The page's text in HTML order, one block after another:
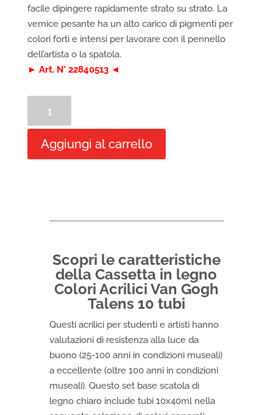
facile dipingere rapidamente strato su strato. La
vernice pesante ha un alto carico di pigmenti per
colori forti e intensi per lavorare con il pennello
dell’artista o la spatola.
► Art. N° 22840513 ◄
legno
Colori
quantità
Aggiungi al carrello
Scopri le caratteristiche
della Cassetta in legno
Colori Acrilici Van Gogh
Talens 10 tubi
Questi acrilici per studenti e artisti hanno
valutazioni di resistenza alla luce da
buono (25-100 anni in condizioni museali)
a eccellente (oltre 100 anni in condizioni
museali). Questo set base scatola di
legno chiaro include tubi 10x40ml nella